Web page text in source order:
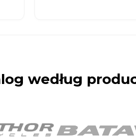
według